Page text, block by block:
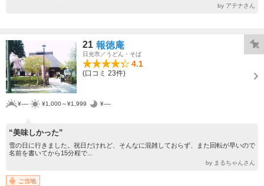
by アテナさん
21 報徳庵
日光市／うどん・そば
4.1
(口コミ 23件)
¥---- ¥1,000～¥1,999 ¥----
“美味しかった”
雪の日に行きました。祝日だけれど、そんなに混雑しておらず、また回転が早いので
名前を書いてから15分程で...
by まるちゃんさん
ご当地